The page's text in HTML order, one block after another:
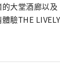
的大堂酒廊以
驗THE